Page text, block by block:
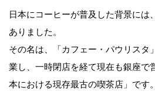
日本にコーヒーが普及した背景には
ありました。
その名は、「カフェー・パウリスタ
業し、一時閉店を経て現在も銀座で
本における現存最古の喫茶店」です。